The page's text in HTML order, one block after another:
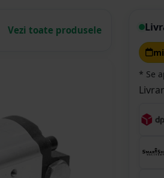
Vezi toate produsele
* Se